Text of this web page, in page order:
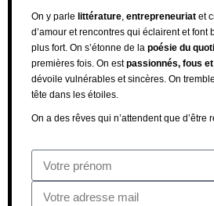
On y parle littérature, entrepreneuriat et
d’amour et rencontres qui éclairent et font
plus fort. On s’étonne de la poésie du
premières fois. On estpassionnés, fous
dévoile vulnérables et sincères. On
tête dans les étoiles.
On a des rêves qui n’attendent que d’être